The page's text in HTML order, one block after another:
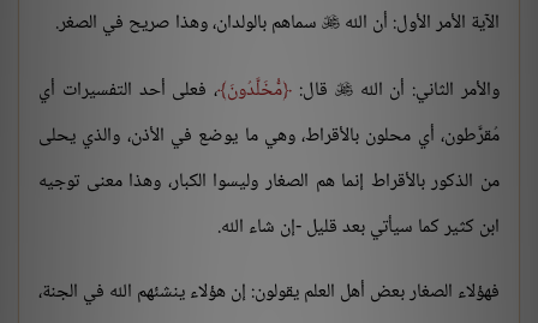
الآية الأمر الأول: أن الله  سماهم بالولدان، وهذا صريح في الصغر.
والأمر الثاني: أن الله قال: مُّخَلَّدُونَ ، فعلى أحد التفسيرات أي
مُقرَّطون، أي محلون بالأقراط، وهي ما يوضع في الأذن، والذي يحلى
من الذكور بالأقراط إنما هم الصغار وليسوا الكبار، وهذا معنى توجيه
ابن كثير كما سيأتي بعد قليل -إن شاء الله.
فهؤلاء الصغار بعض أهل العلم يقولون: إن هؤلاء ينشئهم الله في الجنة،